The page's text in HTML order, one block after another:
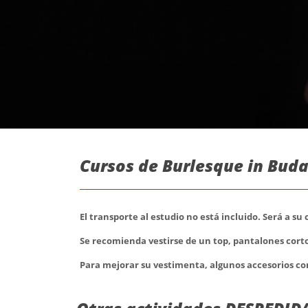
Cursos de Burlesque in
El transporte al estudio no está incluido. Será a
Se recomienda vestirse de un top, pantalones
Para mejorar su vestimenta, algunos accesorios